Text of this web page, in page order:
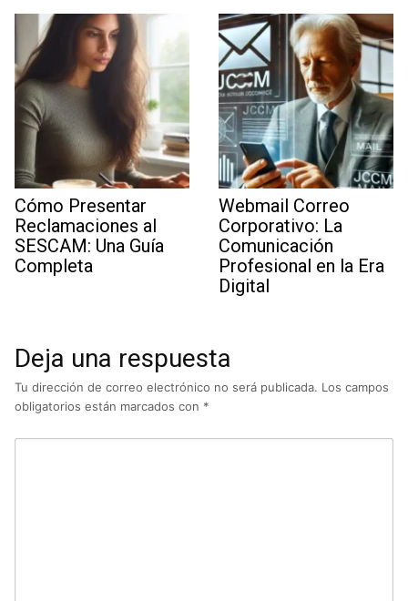
Cómo Presentar
Reclamaciones al
SESCAM: Una Guía
Completa
Webmail Correo
Corporativo: La
Comunicación
Profesional en la Era
Digital
Deja una respuesta
Tu dirección de correo electrónico no será publicada. Los campos
obligatorios están marcados con *